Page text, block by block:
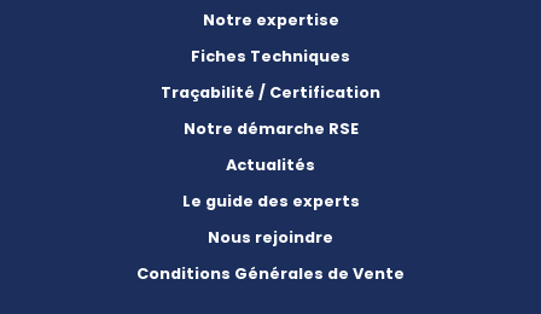
Notre expertise
Fiches Techniques
Traçabilité / Certification
Notre démarche RSE
Actualités
Le guide des experts
Nous rejoindre
Conditions Générales de Vente